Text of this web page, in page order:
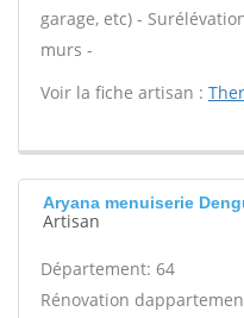
garage, etc) -
murs -
Voir la fiche artisan :
Aryana menuiserie
Artisan
Département: 64
Rénovation